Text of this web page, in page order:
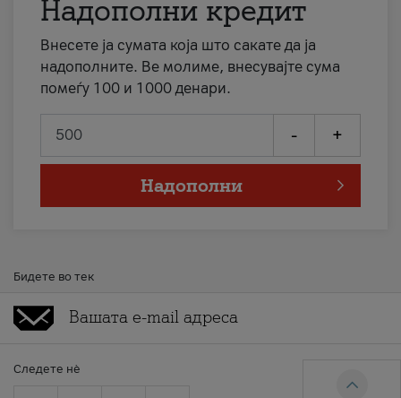
Надополни кредит
Внесете ја сумата која што сакате да ја
надополните. Ве молиме, внесувајте сума
помеѓу 100 и 1000 денари.
- +
Надополни
Бидете во тек
Следете нè